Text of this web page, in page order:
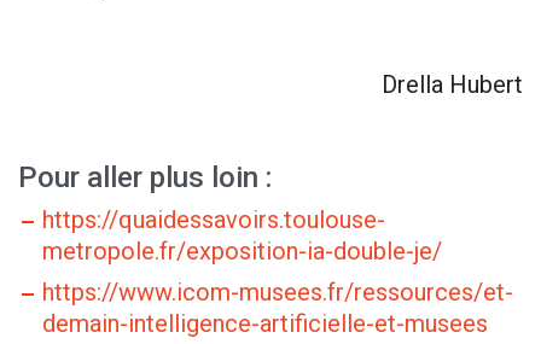
Drella Hubert
Pour aller plus loin :
https://quaidessavoirs.toulouse-
metropole.fr/exposition-ia-double-je/
https://www.icom-musees.fr/ressources/et-
demain-intelligence-artificielle-et-musees